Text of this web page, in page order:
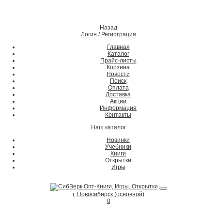
Назад
Логин / Регистрация
Главная
Каталог
Прайс-листы
Корзина
Новости
Поиск
Оплата
Доставка
Акции
Информация
Контакты
Наш каталог
Новинки
Учебники
Книги
Открытки
Игры
г. Новосибирск (основной)
0